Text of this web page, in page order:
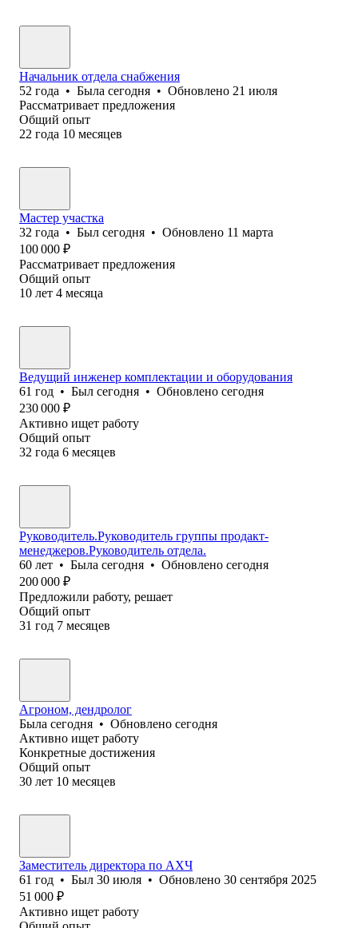
Начальник отдела снабжения
52 года • Была сегодня • Обновлено 21 июля
Рассматривает предложения
Общий опыт
22 года 10 месяцев
Мастер участка
32 года • Был сегодня • Обновлено 11 марта
100 000 ₽
Рассматривает предложения
Общий опыт
10 лет 4 месяца
Ведущий инженер комплектации и оборудования
61 год • Был сегодня • Обновлено сегодня
230 000 ₽
Активно ищет работу
Общий опыт
32 года 6 месяцев
Руководитель.Руководитель группы продакт-
менеджеров.Руководитель отдела.
60 лет • Была сегодня • Обновлено сегодня
200 000 ₽
Предложили работу, решает
Общий опыт
31 год 7 месяцев
Агроном, дендролог
Была сегодня • Обновлено сегодня
Активно ищет работу
Конкретные достижения
Общий опыт
30 лет 10 месяцев
Заместитель директора по АХЧ
61 год • Был 30 июля • Обновлено 30 сентября 2025
51 000 ₽
Активно ищет работу